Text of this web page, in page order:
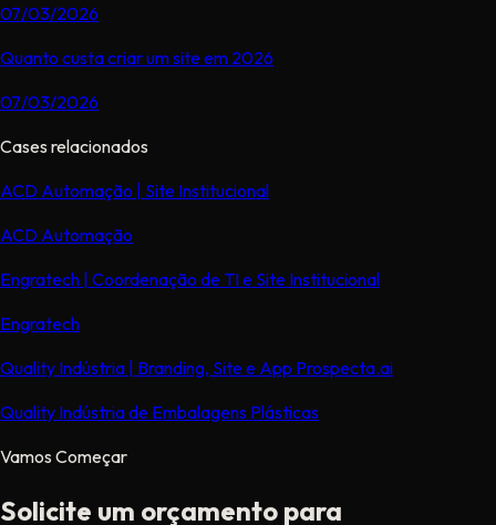
07/03/2026
Quanto custa criar um site em 2026
07/03/2026
Cases relacionados
ACD Automação | Site Institucional
ACD Automação
Engratech | Coordenação de TI e Site Institucional
Engratech
Quality Indústria | Branding, Site e App Prospecta.ai
Quality Indústria de Embalagens Plásticas
Vamos Começar
Solicite um orçamento para